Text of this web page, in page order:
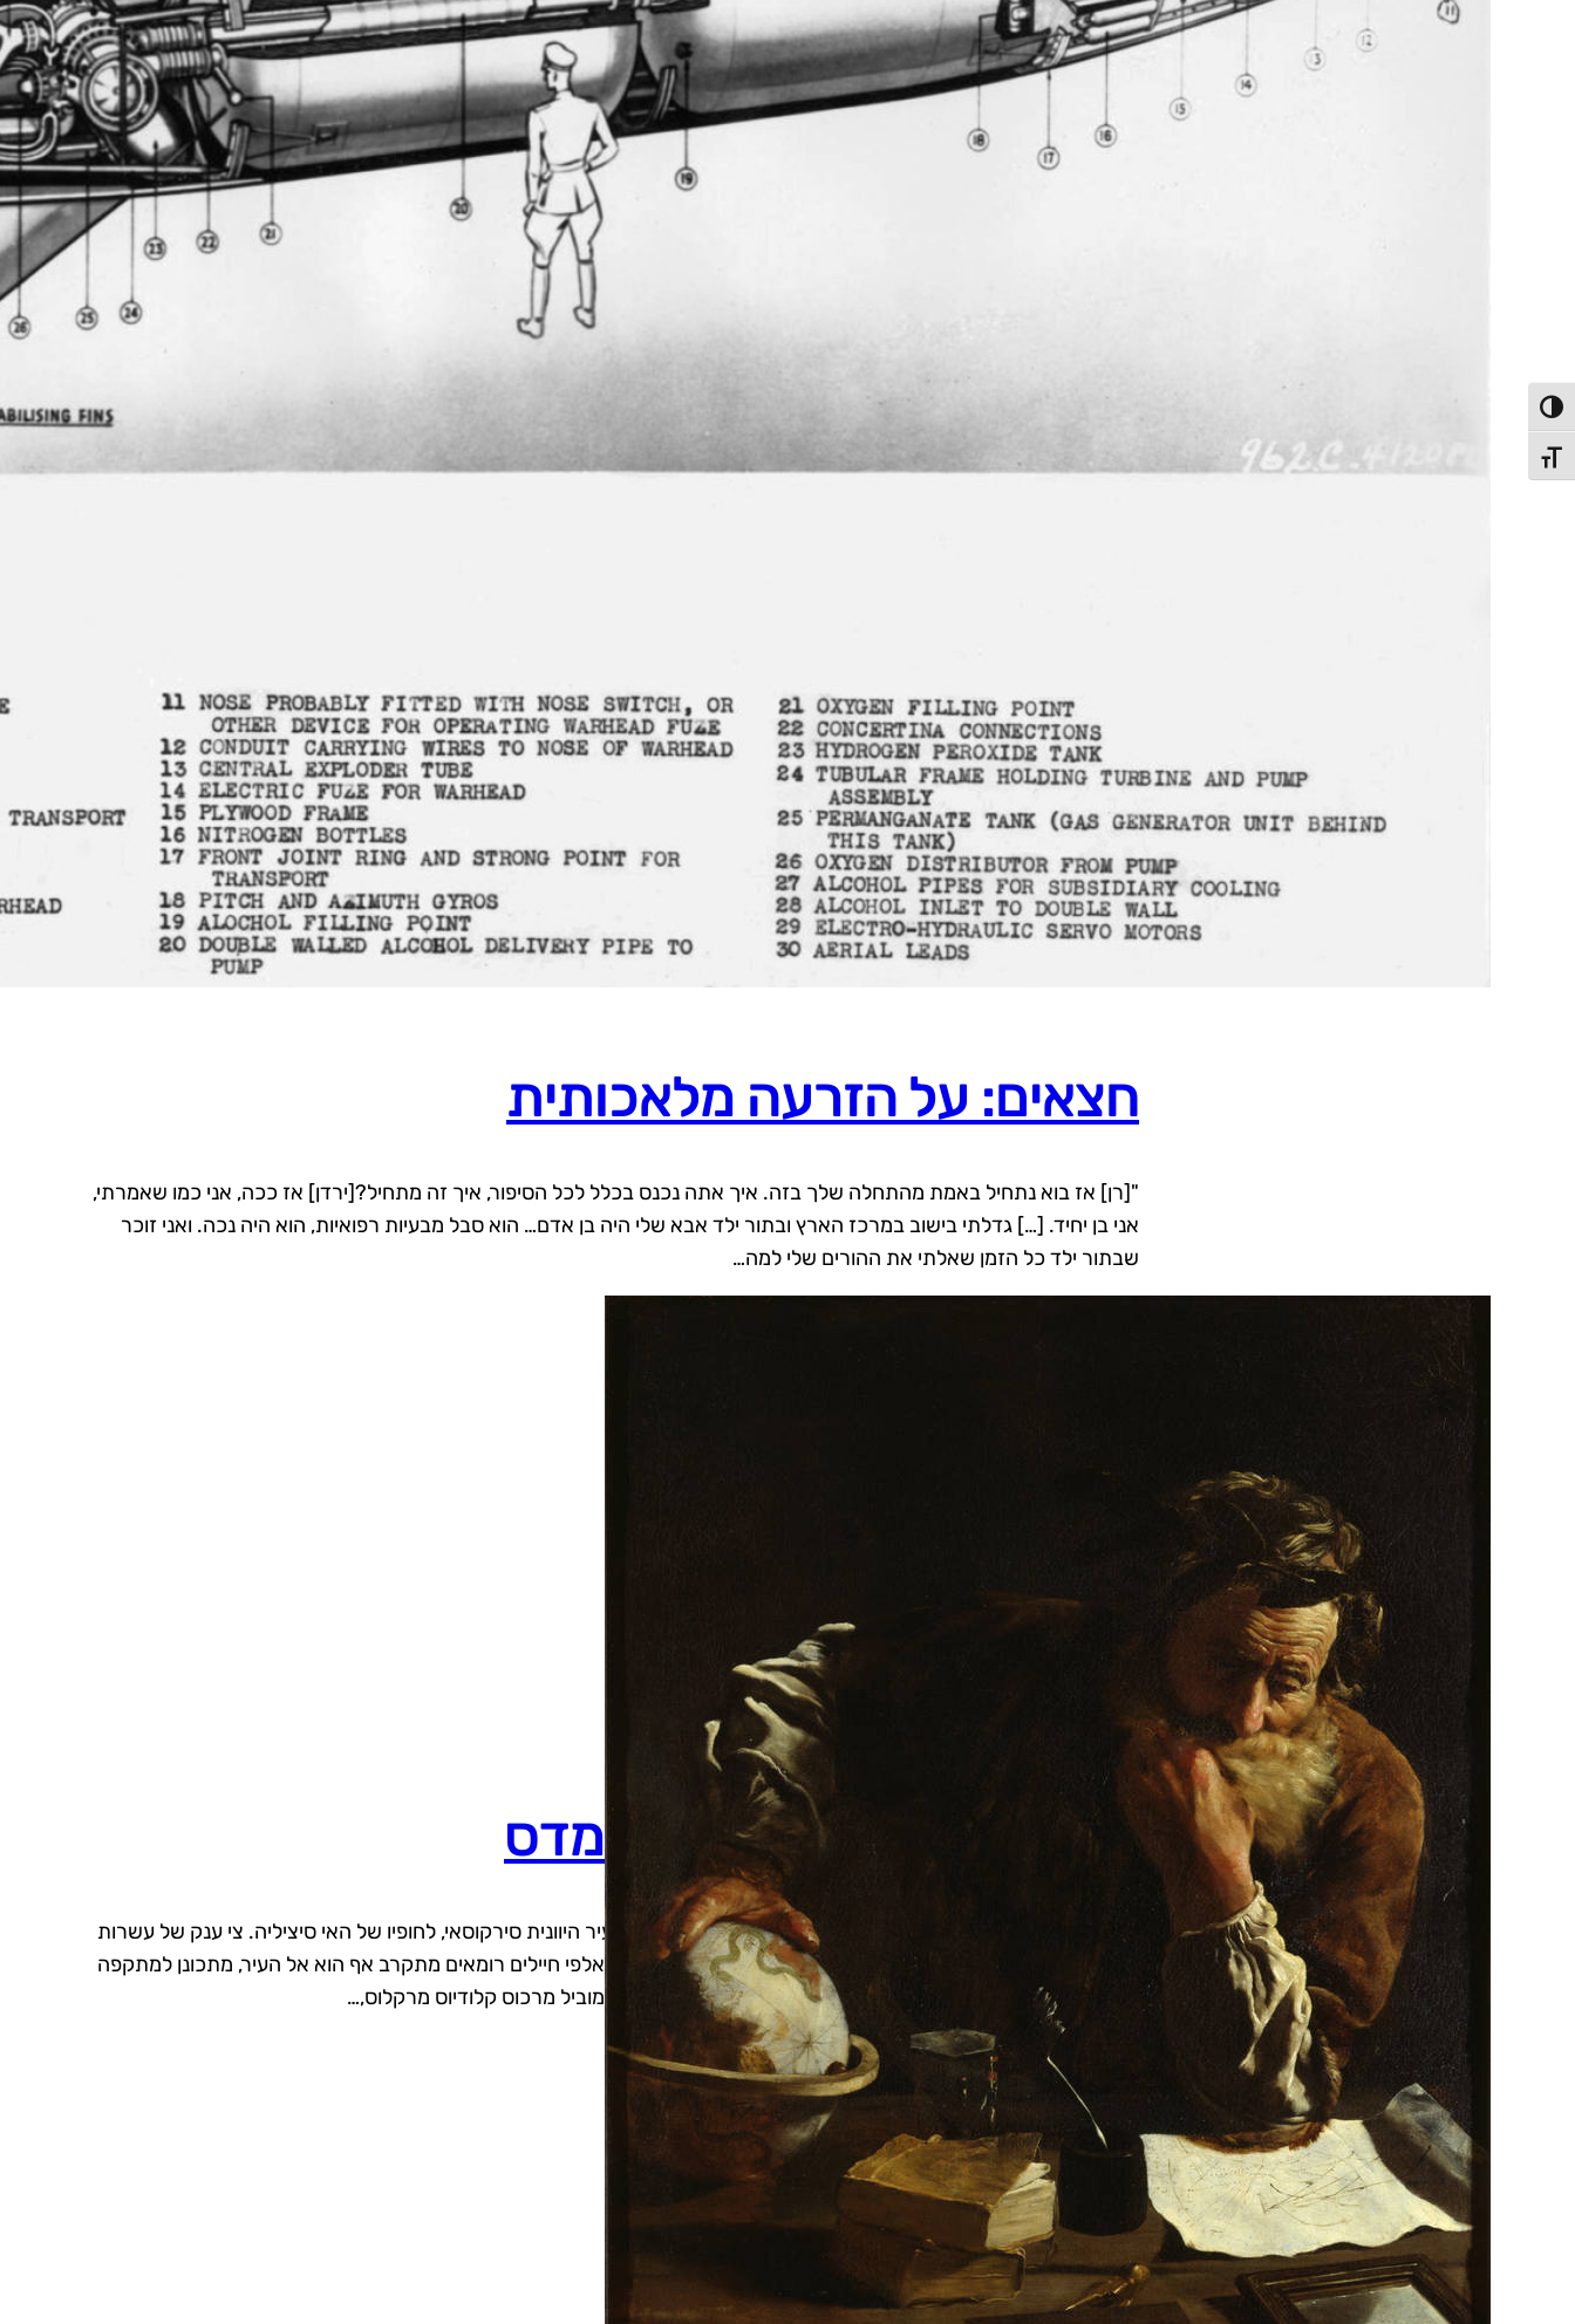
הפעל/כבה ניגודיות גבוהה
מתג גודל גופן
הטיל הבליסטי הראשון: ורנר פון בראון וה- V-2
[עושים היסטוריה]
להאזנה לפרק: בשמונה בספטמבר, 1944, אירע פיצוץ אדיר במחוז צ'יזוויק (Chiswick) שבמערב לונדון. שלושה בני אדם – אחד
מהם ילד כבן שלוש – איבדו את חייהם, שבעה נפצעו ומספר מבנים נפגעו קשות. תושביה של לונדון כבר היו מתורגלים באירועים
חצאים: על הזרעה מלאכותית
"[רן] אז בוא נתחיל באמת מהתחלה שלך בזה. איך אתה נכנס בכלל לכל הסיפור, איך זה מתחיל?[ירדן] אז ככה, אני כמו שאמרתי,
אני בן יחיד. […] גדלתי בישוב במרכז הארץ ובתור ילד אבא שלי היה בן אדם… הוא סבל מבעיות רפואיות, הוא היה נכה. ואני זוכר
שבתור ילד כל הזמן שאלתי את ההורים שלי למה…
כתב היד האבוד של ארכימדס
השנה היא 212 לפני הספירה. המקום – חומותיה המבוצרים של העיר היוונית סירקוסאי, לחופיו של האי סיציליה. צי ענק של עשרות
ספינות מלחמה רומאיות מתקרב אל העיר. במקביל, כוח יבשתי של אלפי חיילים רומאים מתקרב אף הוא אל העיר, מתכונן למתקפה
שתלכוד את סירקוסאי בלפיתת צבת דו כיוונית. את הצבא הרומאי מוביל מרכוס קלודיוס מרקלוס,…